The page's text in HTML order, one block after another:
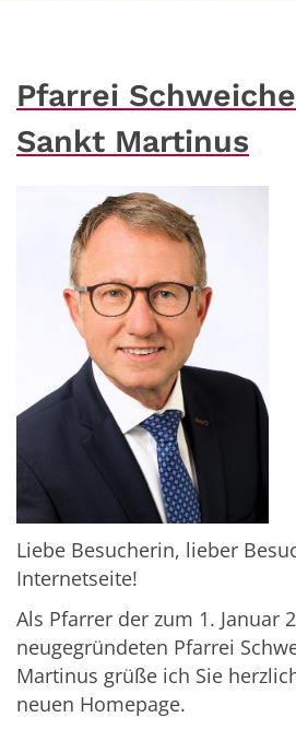
Pfarrei
Sankt Martinus
Liebe Besucherin, lieber
Internetseite!
Als Pfarrer der zum 1. Januar
neugegründeten Pfarrei
Martinus grüße ich Sie
neuen Homepage.